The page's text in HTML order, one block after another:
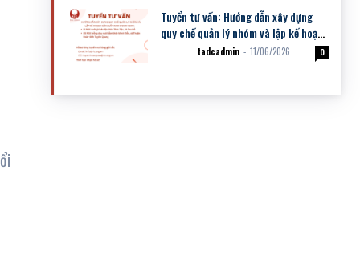
Tuyển tư vấn: Hướng dẫn xây dựng
quy chế quản lý nhóm và lập kế hoạch
sản xuất kinh doanh cho: (i) NSK
tadcadmin - 11/06/2026 0